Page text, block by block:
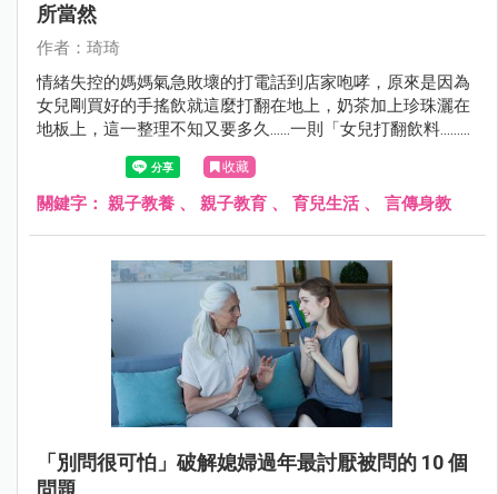
所當然
作者：琦琦
情緒失控的媽媽氣急敗壞的打電話到店家咆哮，原來是因為
女兒剛買好的手搖飲就這麼打翻在地上，奶茶加上珍珠灑在
地板上，這一整理不知又要多久……一則「女兒打翻飲料......地
方媽媽要店員「來我家擦地板」不然公審店家 ......」的新聞遍
布新聞媒體。
收藏
關鍵字： 親子教養 、 親子教育 、 育兒生活、 言傳身教
「別問很可怕」破解媳婦過年最討厭被問的 10 個
問題